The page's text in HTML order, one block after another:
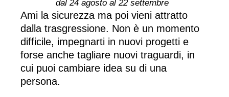
dal 24 agosto al 22 settembre
Ami la sicurezza ma poi vieni attratto
dalla trasgressione. Non è un momento
difficile, impegnarti in nuovi progetti e
forse anche tagliare nuovi traguardi, in
cui puoi cambiare idea su di una
persona.